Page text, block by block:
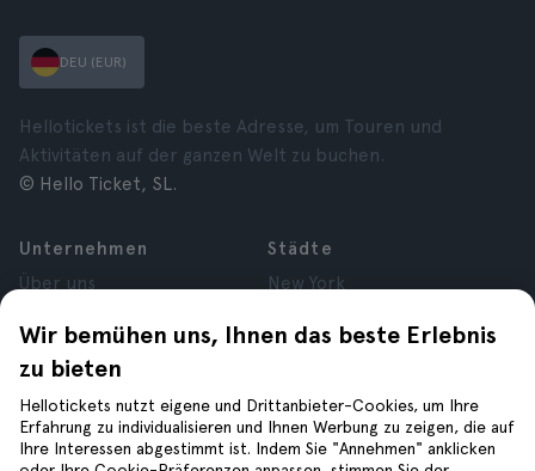
DEU (EUR)
Hellotickets ist die beste Adresse, um Touren und
Aktivitäten auf der ganzen Welt zu buchen.
© Hello Ticket, SL.
Unternehmen
Über uns
Partner
Bewertungen
Datenschutz
Allgemeine
Geschäftsbedingungen
Städte
New York
Paris
Granada
Krakau
Teneriffa
Wir bemühen uns, Ihnen das beste Erlebnis
zu bieten
Hellotickets nutzt eigene und Drittanbieter-Cookies, um Ihre
Erfahrung zu individualisieren und Ihnen Werbung zu zeigen, die auf
Ihre Interessen abgestimmt ist. Indem Sie "Annehmen" anklicken